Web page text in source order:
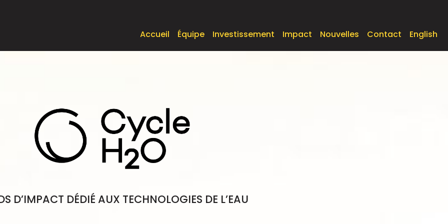
Accueil Équipe Investissement Impact Nouvelles Contact English
D’IMPACT DÉDIÉ AUX TECHNOLOGIES DE L’EAU